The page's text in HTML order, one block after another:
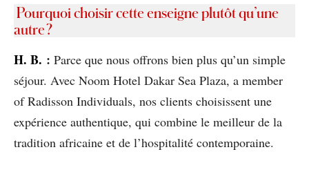
Pourquoi choisir cette enseigne plutôt qu’une
autre ?
H. B. : Parce que nous offrons bien plus qu’un simple
séjour. Avec Noom Hotel Dakar Sea Plaza, a member
of Radisson Individuals, nos clients choisissent une
expérience authentique, qui combine le meilleur de la
tradition africaine et de l’hospitalité contemporaine.